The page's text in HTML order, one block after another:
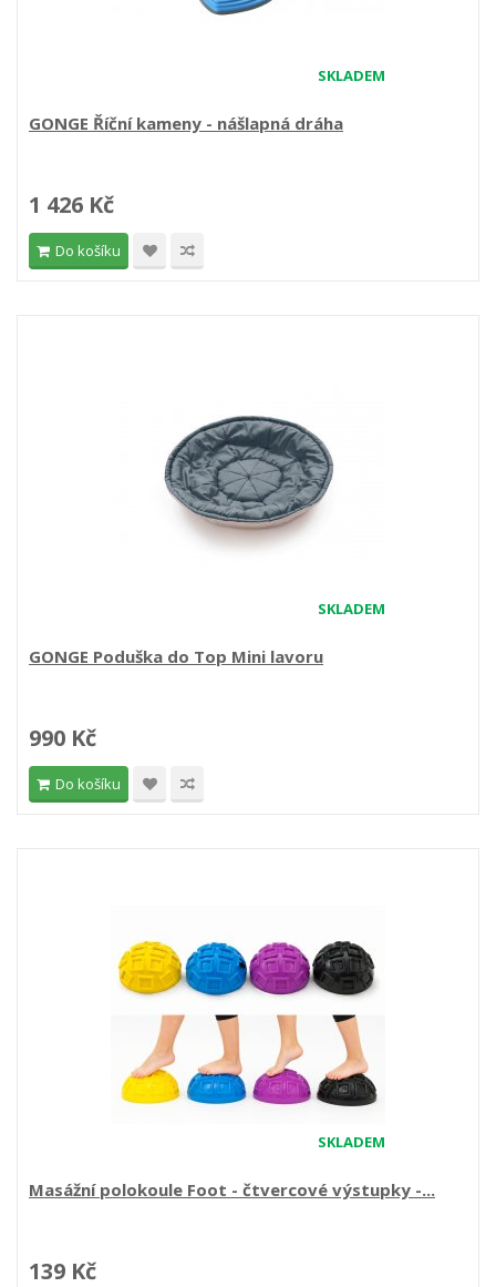
SKLADEM
GONGE Říční kameny - nášlapná dráha
1 426 Kč
Do košíku
SKLADEM
GONGE Poduška do Top Mini lavoru
990 Kč
Do košíku
SKLADEM
Masážní polokoule Foot - čtvercové výstupky -...
139 Kč